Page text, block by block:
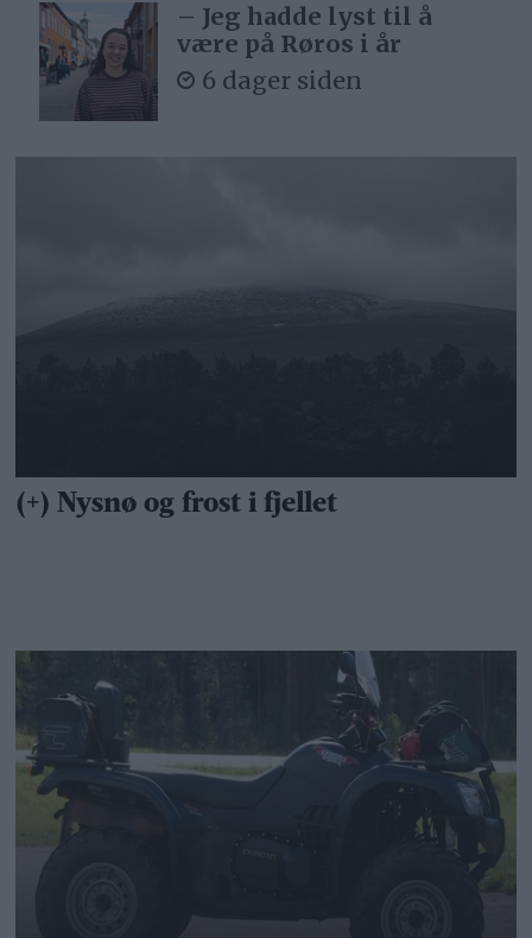
– Jeg hadde lyst til å
være på Røros i år
6 dager siden